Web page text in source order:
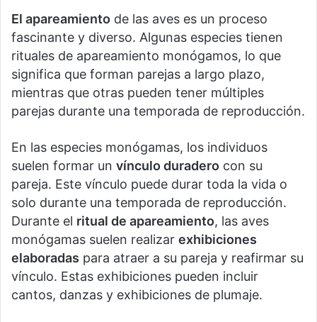
El apareamiento de las aves es un proceso
fascinante y diverso. Algunas especies tienen
rituales de apareamiento monógamos, lo que
significa que forman parejas a largo plazo,
mientras que otras pueden tener múltiples
parejas durante una temporada de reproducción.
En las especies monógamas, los individuos
suelen formar un vínculo duradero con su
pareja. Este vínculo puede durar toda la vida o
solo durante una temporada de reproducción.
Durante el ritual de apareamiento, las aves
monógamas suelen realizar exhibiciones
elaboradas para atraer a su pareja y reafirmar su
vínculo. Estas exhibiciones pueden incluir
cantos, danzas y exhibiciones de plumaje.